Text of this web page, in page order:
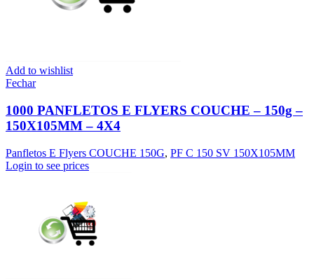
Add to wishlist
Fechar
1000 PANFLETOS E FLYERS COUCHE – 150g –
150X105MM – 4X4
Panfletos E Flyers COUCHE 150G, PF C 150 SV 150X105MM
Login to see prices